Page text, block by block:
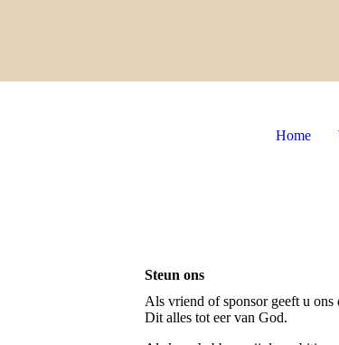
Home
Steun ons
Als vriend of sponsor geeft u ons
Dit alles tot eer van God.